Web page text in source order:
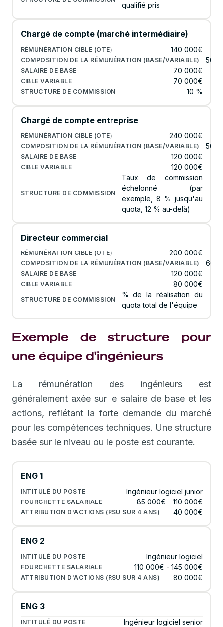
qualifié pris
Chargé de compte (marché intermédiaire)
140 000€
50/
70 000€
70 000€
10 %
Chargé de compte entreprise
240 000€
50/
120 000€
120 000€
Taux de commission
échelonné (par
exemple, 8 % jusqu'au
quota, 12 % au-delà)
Directeur commercial
200 000€
60/
120 000€
80 000€
% de la réalisation du
quota total de l'équipe
Exemple de structure pour
une équipe d'ingénieurs
La rémunération des ingénieurs est
généralement axée sur le salaire de base et les
actions, reflétant la forte demande du marché
pour les compétences techniques. Une structure
basée sur le niveau ou le poste est courante.
ENG 1
Ingénieur logiciel junior
85 000€ - 110 000€
40 000€
ENG 2
Ingénieur logiciel
110 000€ - 145 000€
80 000€
ENG 3
Ingénieur logiciel senior